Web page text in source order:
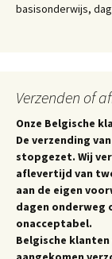
basisonderwijs,
Verzenden of
Onze Belgische
De verzending
stopgezet. Wij
aflevertijd van
aan de eigen
dagen onderweg
onacceptabel.
Belgische